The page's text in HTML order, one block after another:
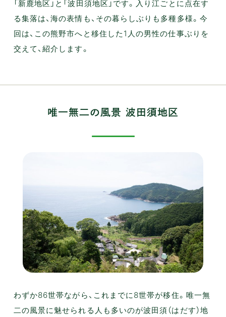
「新鹿地区」と「波田須地区」です。入り江ごとに点在す
る集落は、海の表情も、その暮らしぶりも多種多様。今
回は、この熊野市へと移住した1人の男性の仕事ぶりを
交えて、紹介します。
唯一無二の風景 波田須地区
わずか86世帯ながら、これまでに8世帯が移住。唯一無
二の風景に魅せられる人も多いのが波田須（はだす）地